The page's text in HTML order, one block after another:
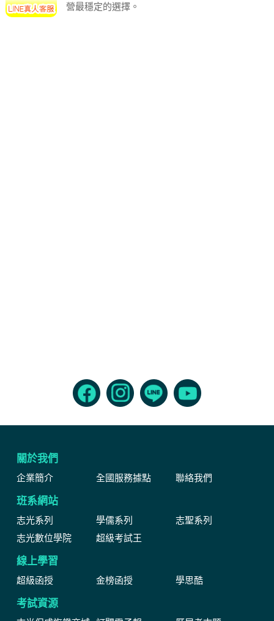
營最穩定的選擇。
關於我們
企業簡介 全國服務據點 聯絡我們
班系網站
志光系列 學儒系列
志聖系列
志光數位學院
超級考試王
線上學習
超級函授 金榜函授 學思酷
考試資源